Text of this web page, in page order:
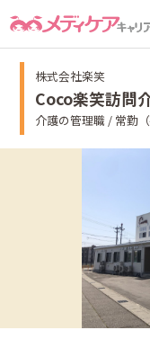
株式会社楽笑
Coco楽笑訪問
介護の管理職 / 常勤（